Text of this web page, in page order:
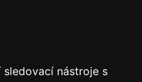
nástroje s